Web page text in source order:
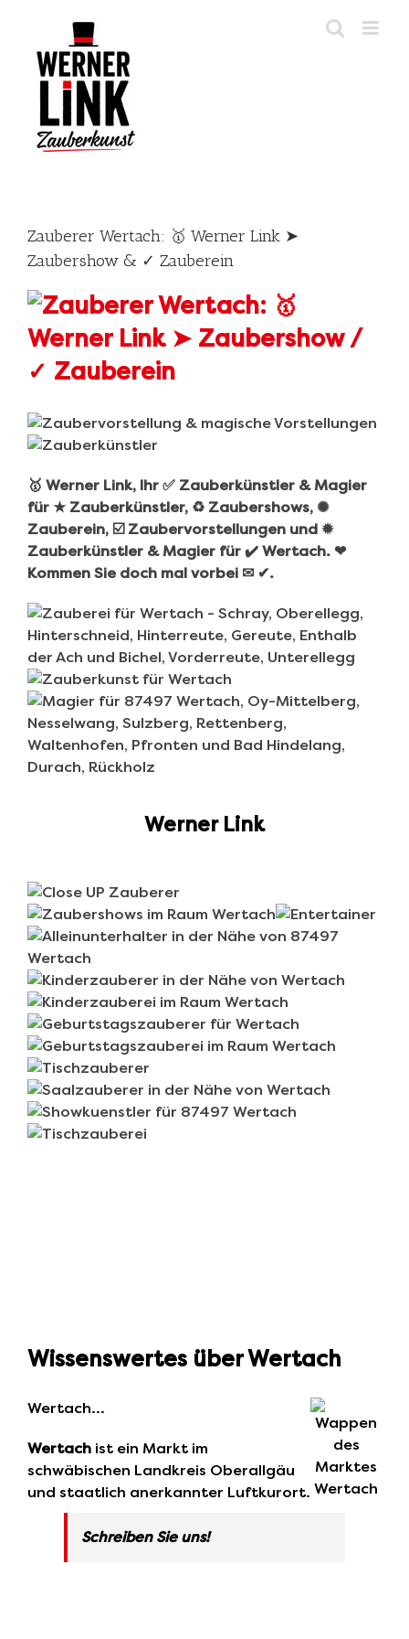
content
Zauberer Wertach: 🥇 Werner Link ➤
Zaubershow & ✓ Zauberein
🥇 Werner Link, Ihr ✅ Zauberkünstler & Magier
für ★ Zauberkünstler, ♻ Zaubershows, ✺
Zauberein, ☑️ Zaubervorstellungen und ✹
Zauberkünstler & Magier für ✔️ Wertach. ❤
Kommen Sie doch mal vorbei ✉ ✔.
Werner Link
Wissenswertes über Wertach
Wertach…
Wertach ist ein Markt im
schwäbischen Landkreis Oberallgäu
und staatlich anerkannter Luftkurort.
Schreiben Sie uns!